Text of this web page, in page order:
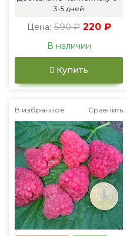
3-5 дней
Цена: 590 ₽ 220 ₽
В наличии
Купить
В избранное Сравнить